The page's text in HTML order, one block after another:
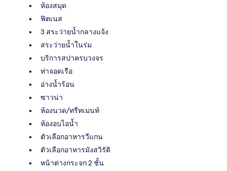
ห้องสมุด
ฟิตเนส
3 สระว่ายน้ำกลางแจ้ง
สระว่ายน้ำในร่ม
บริการสปาครบวงจร
ท่าจอดเรือ
อ่างน้ำร้อน
ซาวน่า
ห้องนวด/ทรีทเมนท์
ห้องอบไอน้ำ
ตัวเลือกอาหารวีแกน
ตัวเลือกอาหารมังสวิรัติ
หน้าต่างกระจก 2 ชั้น